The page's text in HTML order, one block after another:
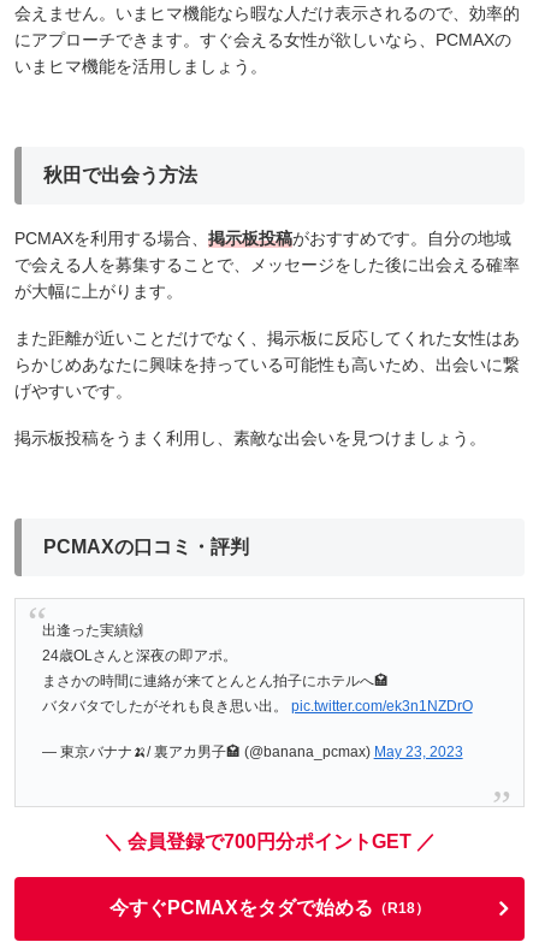
会えません。いまヒマ機能なら暇な人だけ表示されるので、効率的
にアプローチできます。すぐ会える女性が欲しいなら、PCMAXの
いまヒマ機能を活用しましょう。
秋田で出会う方法
PCMAXを利用する場合、 掲示板投稿がおすすめです。自分の地域
で会える人を募集することで、メッセージをした後に出会える確率
が大幅に上がります。
また距離が近いことだけでなく、掲示板に反応してくれた女性はあ
らかじめあなたに興味を持っている可能性も高いため、出会いに繋
げやすいです。
掲示板投稿をうまく利用し、素敵な出会いを見つけましょう。
PCMAXの口コミ・評判
出逢った実績🙌
24歳OLさんと深夜の即アポ。
まさかの時間に連絡が来てとんとん拍子にホテルへ🏩
バタバタでしたがそれも良き思い出。 pic.twitter.com/ek3n1NZDrO
— 東京バナナ🍌/ 裏アカ男子🏩 (@banana_pcmax) May 23, 2023
＼ 会員登録で700円分ポイントGET ／
今すぐPCMAXをタダで始める （R18）